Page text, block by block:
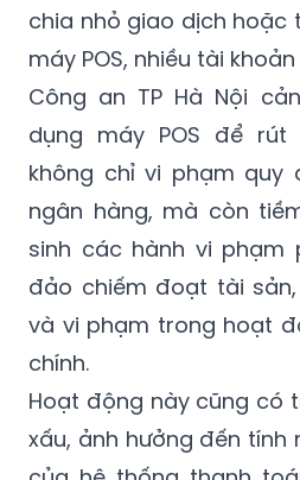
chia nhỏ giao dịch hoặc
máy POS, nhiều tài
Công an TP Hà Nội
dụng máy POS để
không chỉ vi phạm quy
ngân hàng, mà còn
sinh các hành vi phạm
đảo chiếm đoạt tài
và vi phạm trong hoạt
chính.
Hoạt động này cũng có
xấu, ảnh hưởng đến tính